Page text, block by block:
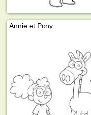
Annie et Pony